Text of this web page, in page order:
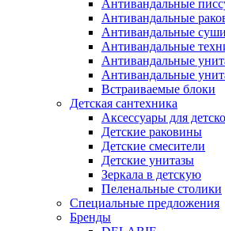
Антивандальные
Антивандальные
Антивандальные
Антивандальные
Антивандальные
Антивандальные
Встраиваемые блоки
Детская сантехника
Аксессуары для
Детские раковины
Детские смесители
Детские унитазы
Зеркала в детскую
Пеленальные столики
Специальные предложения
Бренды